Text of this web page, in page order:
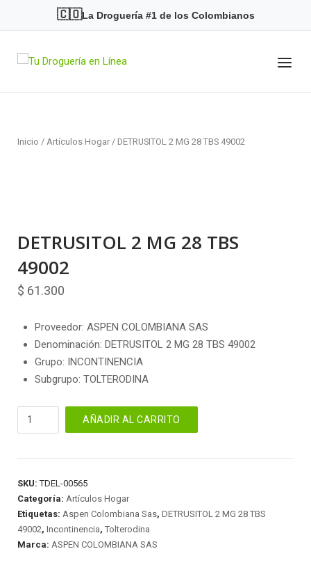
🇨🇴La Droguería #1 de los Colombianos
Home Menu
Inicio / Artículos Hogar / DETRUSITOL 2 MG 28 TBS 49002
DETRUSITOL 2 MG 28 TBS
49002
$ 61.300
Proveedor: ASPEN COLOMBIANA SAS
Denominación: DETRUSITOL 2 MG 28 TBS 49002
Grupo: INCONTINENCIA
Subgrupo: TOLTERODINA
DETRUSITOL
28
49002
cantidad
AÑADIR AL CARRITO
SKU:TDEL-00565
Categoría: Artículos Hogar
Etiquetas: Aspen Colombiana Sas, DETRUSITOL 2 MG 28 TBS
49002, Incontinencia, Tolterodina
Marca: ASPEN COLOMBIANA SAS